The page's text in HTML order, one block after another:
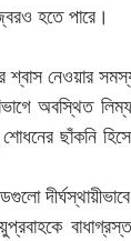
হতে পারে।
শ্বাস নেওয়ার
অবস্থিত
ছাঁকনি